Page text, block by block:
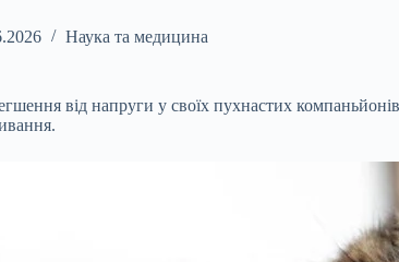
Наука та медицина
від напруги у своїх пухнастих